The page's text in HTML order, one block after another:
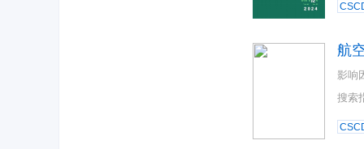
航
影响
搜索